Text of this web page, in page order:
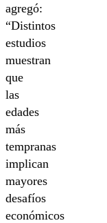
agregó:
“Distintos
estudios
muestran
que
las
edades
más
tempranas
implican
mayores
desafíos
económicos